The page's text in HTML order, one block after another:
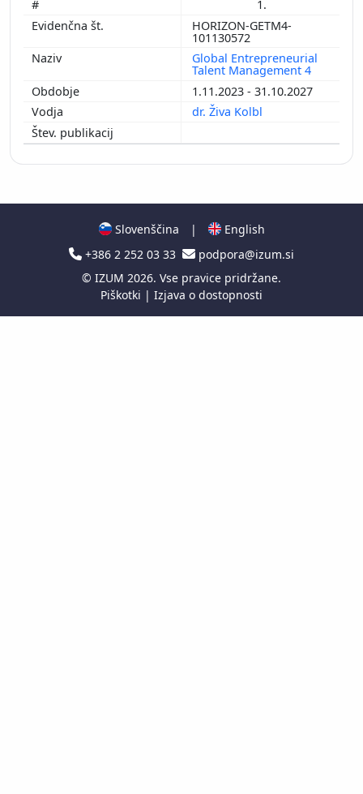
1.
HORIZON-GETM4-
101130572
Global Entrepreneurial
Talent Management 4
1.11.2023 - 31.10.2027
dr. Živa Kolbl
Slovenščina |
English
+386 2 252 03 33
podpora@izum.si
© IZUM 2026. Vse pravice pridržane.
Piškotki | Izjava o dostopnosti